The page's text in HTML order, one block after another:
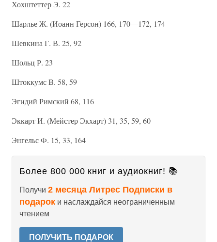
Хохштеттер Э. 22
Шарлье Ж. (Иоанн Герсон) 166, 170—172, 174
Шевкина Г. В. 25, 92
Шольц Р. 23
Штоккумс В. 58, 59
Эгидий Римский 68, 116
Эккарт И. (Мейстер Экхарт) 31, 35, 59, 60
Энгельс Ф. 15, 33, 164
Более 800 000 книг и аудиокниг! 📚
Получи 2 месяца Литрес Подписки в
подарок и наслаждайся неограниченным
чтением
ПОЛУЧИТЬ ПОДАРОК